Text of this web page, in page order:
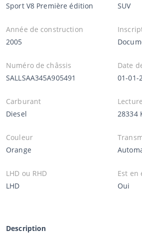
Sport V8 Première édition
SUV
Année de construction
2005
Numéro de châssis
SALLSAA345A905491
Date
01-01-
Carburant
Diesel
28334
Couleur
Orange
LHD ou RHD
LHD
Est en
Oui
Description